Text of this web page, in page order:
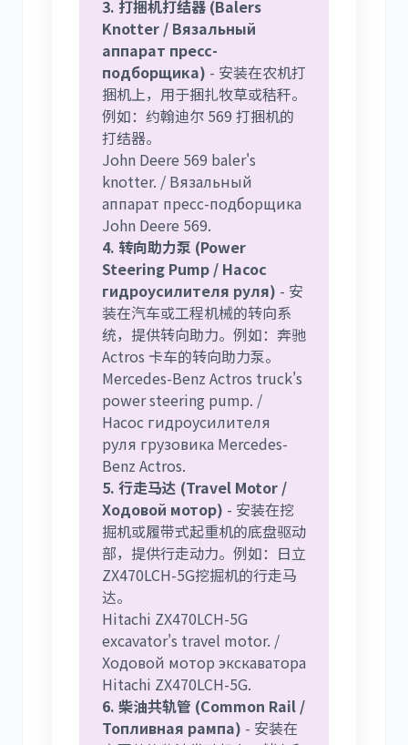
3. 打捆机打结器 (Balers
Knotter / Вязальный
аппарат пресс-
подборщика) - 安装在农机打
捆机上，用于捆扎牧草或秸秆。
例如：约翰迪尔 569 打捆机的
打结器。
John Deere 569 baler's
knotter. / Вязальный
аппарат пресс-подборщика
John Deere 569.
4. 转向助力泵 (Power
Steering Pump / Насос
гидроусилителя руля) - 安
装在汽车或工程机械的转向系
统，提供转向助力。例如：奔驰
Actros 卡车的转向助力泵。
Mercedes-Benz Actros truck's
power steering pump. /
Насос гидроусилителя
руля грузовика Mercedes-
Benz Actros.
5. 行走马达 (Travel Motor /
Ходовой мотор) - 安装在挖
掘机或履带式起重机的底盘驱动
部，提供行走动力。例如：日立
ZX470LCH-5G挖掘机的行走马
达。
Hitachi ZX470LCH-5G
excavator's travel motor. /
Ходовой мотор экскаватора
Hitachi ZX470LCH-5G.
6. 柴油共轨管 (Common Rail /
Топливная рампа) - 安装在